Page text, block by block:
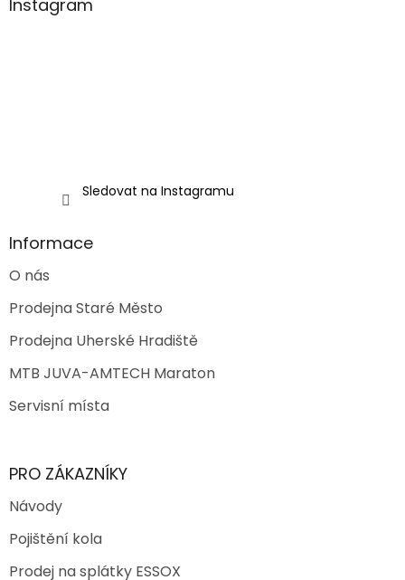
Instagram
Sledovat na Instagramu
Informace
O nás
Prodejna Staré Město
Prodejna Uherské Hradiště
MTB JUVA-AMTECH Maraton
Servisní místa
PRO ZÁKAZNÍKY
Návody
Pojištění kola
Prodej na splátky ESSOX